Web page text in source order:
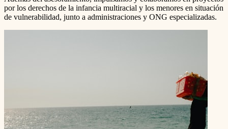
por los derechos de la infancia multiracial y los menores en situación
de vulnerabilidad, junto a administraciones y ONG especializadas.